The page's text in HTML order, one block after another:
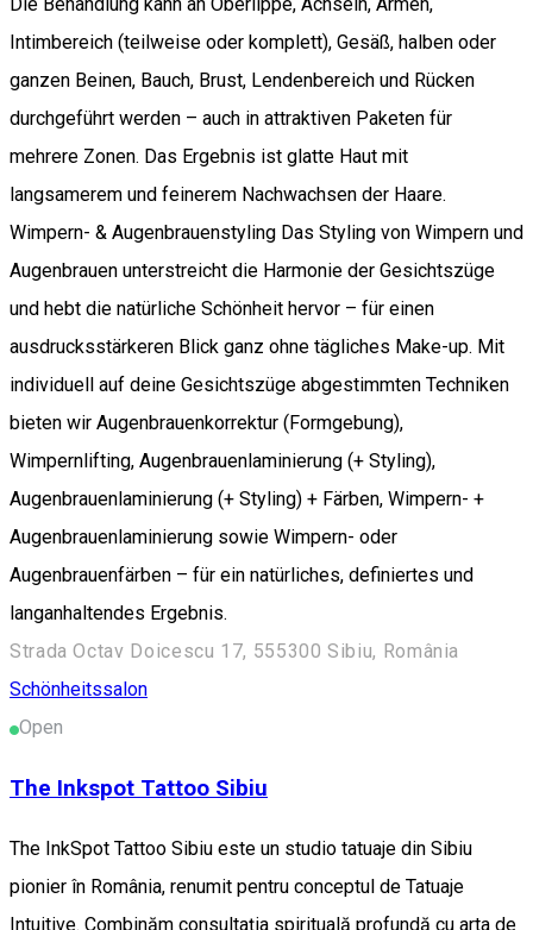
Intimbereich (teilweise oder komplett), Gesäß, halben oder
ganzen Beinen, Bauch, Brust, Lendenbereich und Rücken
durchgeführt werden – auch in attraktiven Paketen für
mehrere Zonen. Das Ergebnis ist glatte Haut mit
langsamerem und feinerem Nachwachsen der Haare.
Wimpern- & Augenbrauenstyling Das Styling von Wimpern und
Augenbrauen unterstreicht die Harmonie der Gesichtszüge
und hebt die natürliche Schönheit hervor – für einen
ausdrucksstärkeren Blick ganz ohne tägliches Make-up. Mit
individuell auf deine Gesichtszüge abgestimmten Techniken
bieten wir Augenbrauenkorrektur (Formgebung),
Wimpernlifting, Augenbrauenlaminierung (+ Styling),
Augenbrauenlaminierung (+ Styling) + Färben, Wimpern- +
Augenbrauenlaminierung sowie Wimpern- oder
Augenbrauenfärben – für ein natürliches, definiertes und
langanhaltendes Ergebnis.
Strada Octav Doicescu 17, 555300 Sibiu, România
Schönheitssalon
Open
The Inkspot Tattoo Sibiu
The InkSpot Tattoo Sibiu este un studio tatuaje din Sibiu
pionier în România, renumit pentru conceptul de Tatuaje
Intuitive. Combinăm consultația spirituală profundă cu arta de